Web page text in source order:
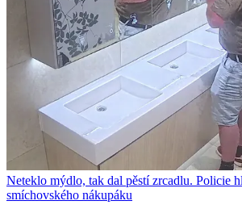
Neteklo mýdlo, tak dal pěstí zrcadlu. Policie
smíchovského nákupáku